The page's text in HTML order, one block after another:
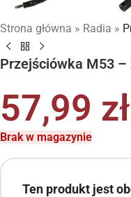
Strona główna » Radia »
Przejściówka M53 –
57,99 zł
Brak w magazynie
Ten produkt jest